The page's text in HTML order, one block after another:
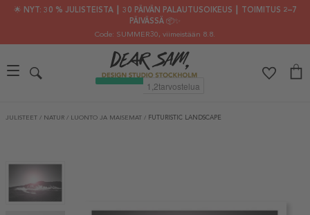
🌟 NYT: 30 % JULISTEISTA ┃ 30 PÄIVÄN PALAUTUSOIKEUS ┃ TOIMITUS 2–7
PÄIVÄSSÄ 📦✨
Code: SUMMER30, viimeistään 8.8.
JULISTEET / NATUR / LUONTO JA MAISEMAT / FUTURISTIC LANDSCAPE